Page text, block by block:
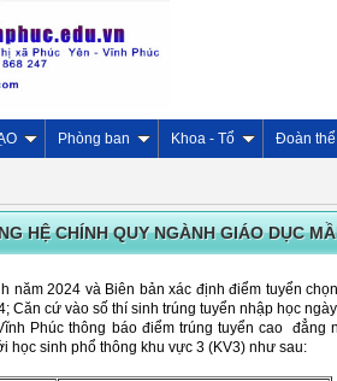
Phòng ban Khoa - Tổ Đoàn thể
HỆ CHÍNH QUY NGÀNH GIÁO DỤC
năm 2024 và Biên bản xác định điểm tuyển
Căn cứ vào số thí sinh trúng tuyển nhập học
Phúc thông báo điểm trúng tuyển cao đẳng
học sinh phổ thông khu vực 3 (KV3) như sau: